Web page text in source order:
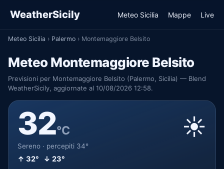
WeatherSicily Meteo Sicilia Mappe Live
Meteo Sicilia › Palermo › Montemaggiore Belsito
Meteo Montemaggiore Belsito
Previsioni per Montemaggiore Belsito (Palermo, Sicilia) — Blend
WeatherSicily, aggiornate al 10/08/2026 12:58.
32°C
Sereno · percepiti 34°
↑ 32° ↓ 23°
☀️